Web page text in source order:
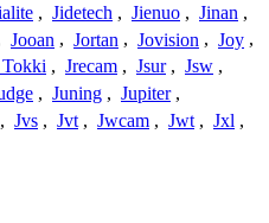
, Jidetech , Jienuo , Jinan ,
Jooan , Jortan , Jovision , Joy ,
Tokki , Jrecam , Jsur , Jsw ,
, Juning , Jupiter ,
, Jvs , Jvt , Jwcam , Jwt , Jxl ,